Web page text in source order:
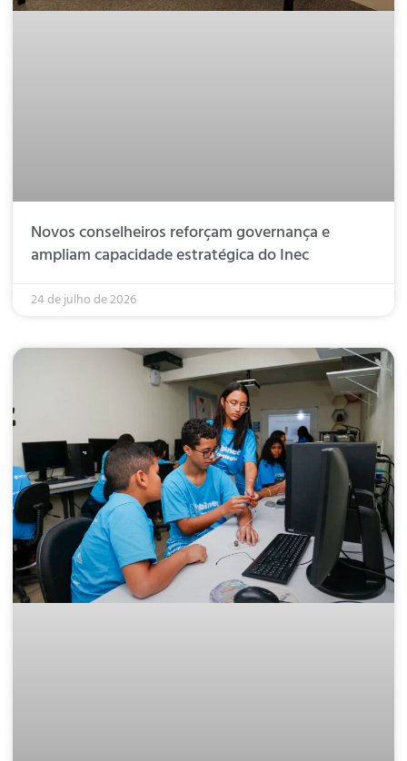
Novos conselheiros reforçam governança e
ampliam capacidade estratégica do Inec
24 de julho de 2026